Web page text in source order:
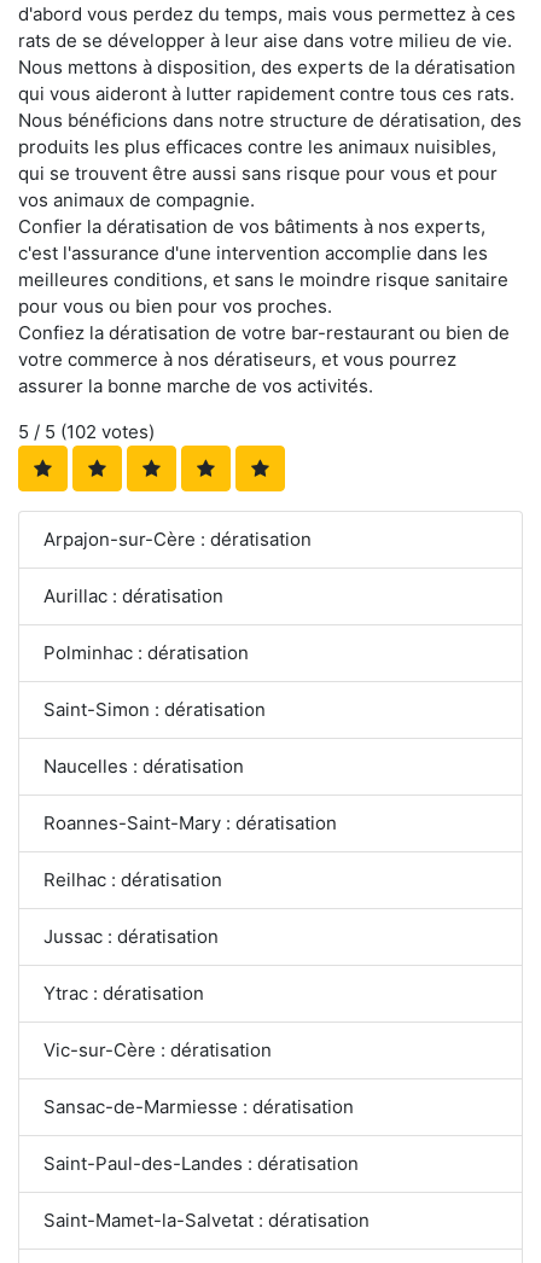
d'abord vous perdez du temps, mais vous permettez à ces
rats de se développer à leur aise dans votre milieu de vie.
Nous mettons à disposition, des experts de la dératisation
qui vous aideront à lutter rapidement contre tous ces rats.
Nous bénéficions dans notre structure de dératisation, des
produits les plus efficaces contre les animaux nuisibles,
qui se trouvent être aussi sans risque pour vous et pour
vos animaux de compagnie.
Confier la dératisation de vos bâtiments à nos experts,
c'est l'assurance d'une intervention accomplie dans les
meilleures conditions, et sans le moindre risque sanitaire
pour vous ou bien pour vos proches.
Confiez la dératisation de votre bar-restaurant ou bien de
votre commerce à nos dératiseurs, et vous pourrez
assurer la bonne marche de vos activités.
5 / 5 (102 votes)
Arpajon-sur-Cère : dératisation
Aurillac : dératisation
Polminhac : dératisation
Saint-Simon : dératisation
Naucelles : dératisation
Roannes-Saint-Mary : dératisation
Reilhac : dératisation
Jussac : dératisation
Ytrac : dératisation
Vic-sur-Cère : dératisation
Sansac-de-Marmiesse : dératisation
Saint-Paul-des-Landes : dératisation
Saint-Mamet-la-Salvetat : dératisation